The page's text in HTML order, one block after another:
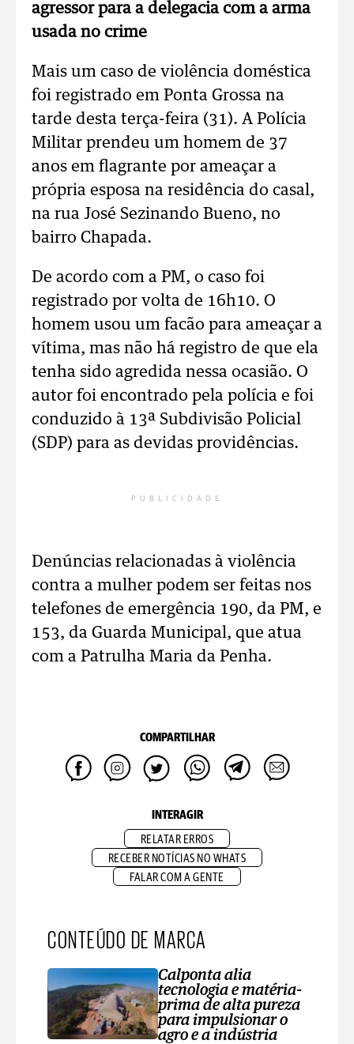
agressor para a delegacia com a arma
usada no crime
Mais um caso de violência doméstica
foi registrado em Ponta Grossa na
tarde desta terça-feira (31). A Polícia
Militar prendeu um homem de 37
anos em flagrante por ameaçar a
própria esposa na residência do casal,
na rua José Sezinando Bueno, no
bairro Chapada.
De acordo com a PM, o caso foi
registrado por volta de 16h10. O
homem usou um facão para ameaçar a
vítima, mas não há registro de que ela
tenha sido agredida nessa ocasião. O
autor foi encontrado pela polícia e foi
conduzido à 13ª Subdivisão Policial
(SDP) para as devidas providências.
PUBLICIDADE
Denúncias relacionadas à violência
contra a mulher podem ser feitas nos
telefones de emergência 190, da PM, e
153, da Guarda Municipal, que atua
com a Patrulha Maria da Penha.
COMPARTILHAR
INTERAGIR
RELATAR ERROS
RECEBER NOTÍCIAS NO WHATS
FALAR COM A GENTE
CONTEÚDO DE MARCA
Calponta alia
tecnologia e matéria-
prima de alta pureza
para impulsionar o
agro e a indústria